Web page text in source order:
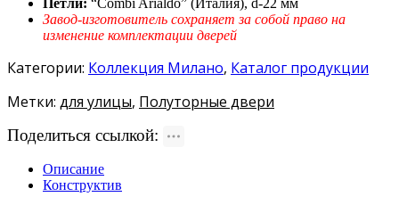
Петли: “Combi Arialdo” (Италия), d-22 мм
Завод-изготовитель сохраняет за собой право на
изменение комплектации дверей
Категории: Коллекция Милано, Каталог продукции
Метки: для улицы, Полуторные двери
Поделиться ссылкой:
Описание
Конструктив